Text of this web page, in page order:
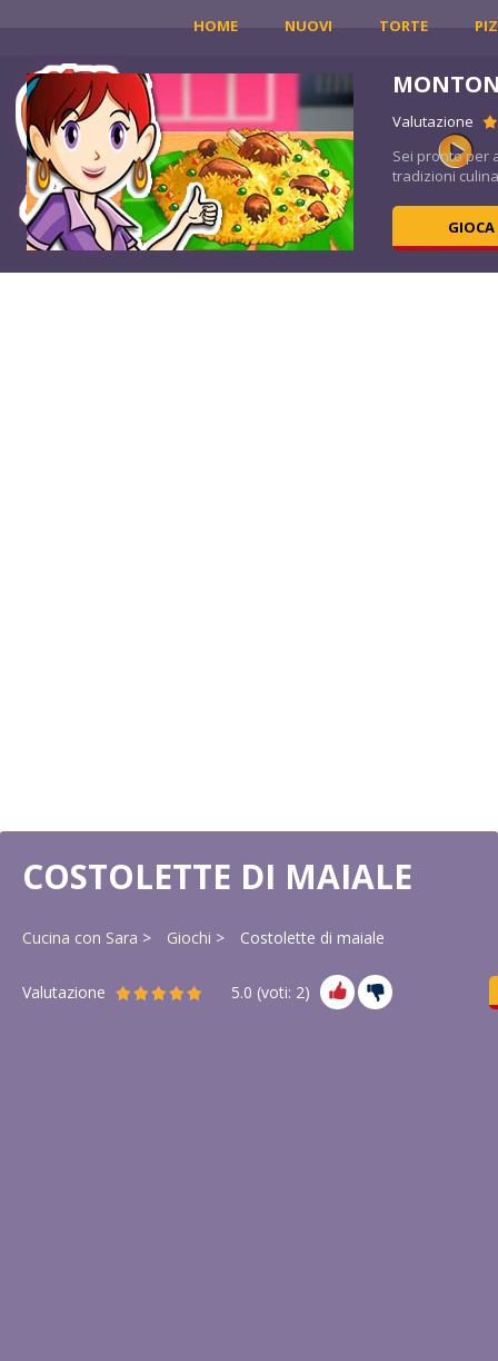
HOME NUOVI TORTE
Valutazione
Sei pronto per
tradizioni
COSTOLETTE DI MAIALE
Cucina con Sara Giochi Costolette di maiale
Valutazione 5.0 (voti: 2)